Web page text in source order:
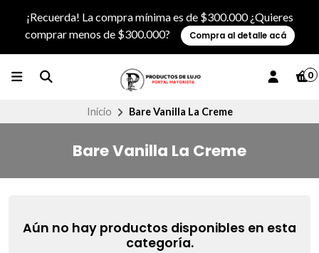
¡Recuerda! La compra mínima es de $300.000 ¿Quieres
comprar menos de $300.000?
Compra al detalle acá
0
Inicio Bare Vanilla La Creme
Bare Vanilla La Creme
Aún no hay productos disponibles en esta
categoría.